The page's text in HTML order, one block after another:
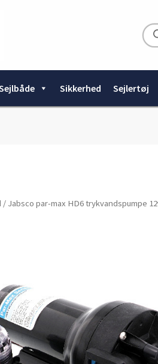
Sikkerhed Sejlertøj
/ Jabsco par-max HD6 trykvandspumpe